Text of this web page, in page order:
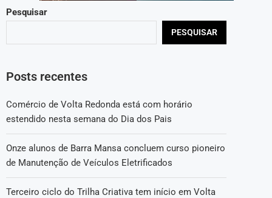
Pesquisar
PESQUISAR
Posts recentes
Comércio de Volta Redonda está com horário
estendido nesta semana do Dia dos Pais
Onze alunos de Barra Mansa concluem curso pioneiro
de Manutenção de Veículos Eletrificados
Terceiro ciclo do Trilha Criativa tem início em Volta